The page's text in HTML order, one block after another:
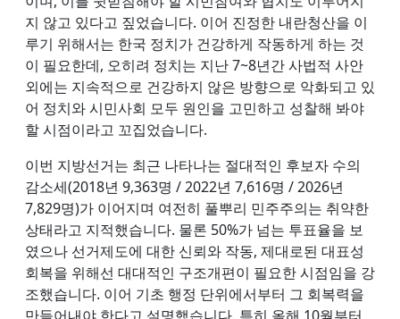
지 않고 있다고 짚었습니다. 이어 진정한 내란청산을 이
루기 위해서는 한국 정치가 건강하게 작동하게 하는 것
이 필요한데, 오히려 정치는 지난 7~8년간 사법적 사안
외에는 지속적으로 건강하지 않은 방향으로 악화되고 있
어 정치와 시민사회 모두 원인을 고민하고 성찰해 봐야
할 시점이라고 꼬집었습니다.
이번 지방선거는 최근 나타나는 절대적인 후보자 수의
감소세(2018년 9,363명 / 2022년 7,616명 / 2026년
7,829명)가 이어지며 여전히 풀뿌리 민주주의는 취약한
상태라고 지적했습니다. 물론 50%가 넘는 투표율을 보
였으나 선거제도에 대한 신뢰와 작동, 제대로된 대표성
회복을 위해선 대대적인 구조개편이 필요한 시점임을 강
조했습니다. 이어 기초 행정 단위에서부터 그 회복력을